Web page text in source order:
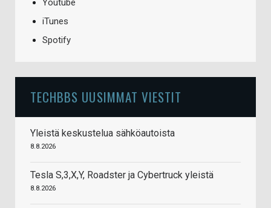
Youtube
iTunes
Spotify
TECHBBS UUSIMMAT VIESTIT
Yleistä keskustelua sähköautoista
8.8.2026
Tesla S,3,X,Y, Roadster ja Cybertruck yleistä
8.8.2026